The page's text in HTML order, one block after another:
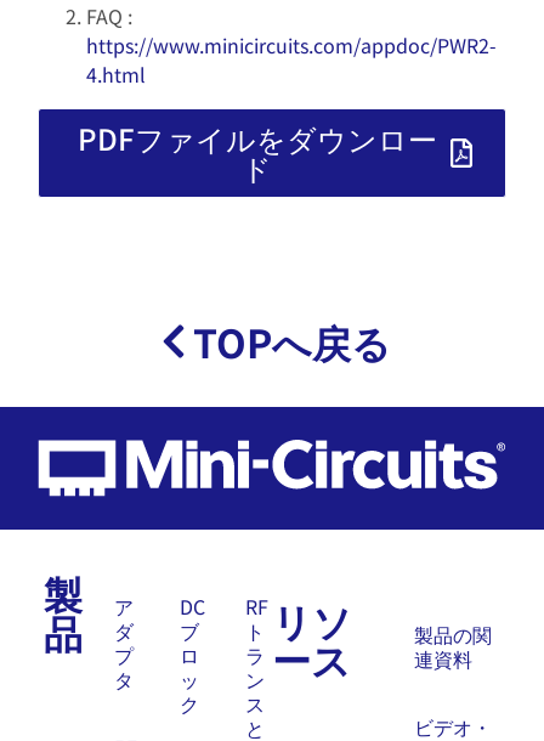
FAQ :
https://www.minicircuits.com/appdoc/PWR2-
4.html
PDFファイルをダウンロー
ド
TOPへ戻る
製
品
ア
ダ
プ
タ
DC
ブ
ロ
ッ
ク
RF
ト
ラ
ン
ス
と
リソ
ース
製品の関
連資料
ビデオ・